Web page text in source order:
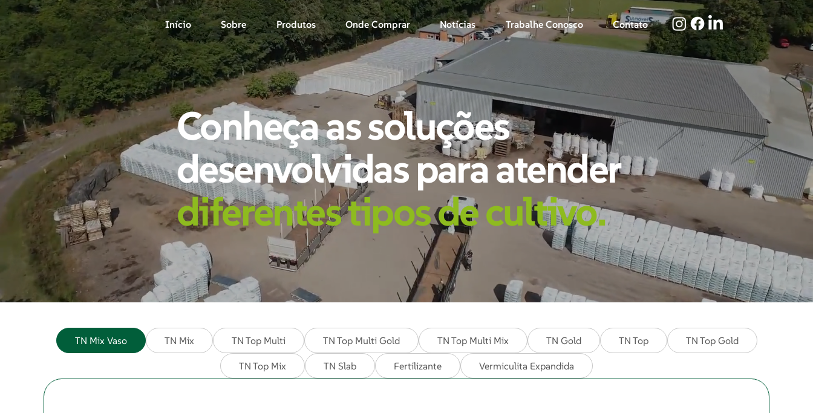
Início Sobre Produtos Onde Comprar Notícias Trabalhe Conosco Contato
Conheça as soluções
desenvolvidas para atender
diferentes tipos de cultivo.
TN Mix Vaso TN Mix TN Top Multi TN Top Multi Gold TN Top Multi Mix TN Gold TN Top TN Top Gold
TN Top Mix TN Slab Fertilizante Vermiculita Expandida